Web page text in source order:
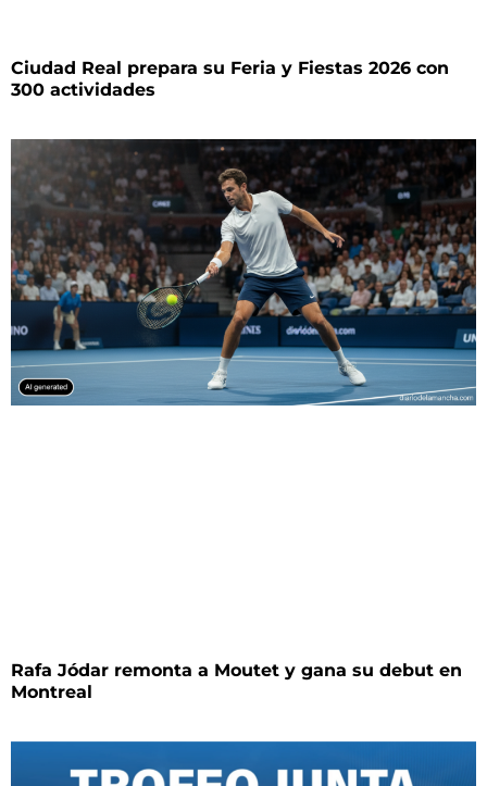
Ciudad Real prepara su Feria y Fiestas 2026 con
300 actividades
Rafa Jódar remonta a Moutet y gana su debut en
Montreal